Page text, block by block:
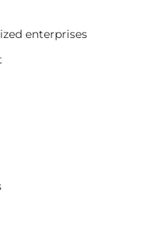
enterprises